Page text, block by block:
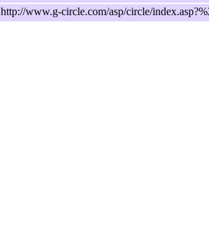
http://www.g-circle.com/asp/circle/